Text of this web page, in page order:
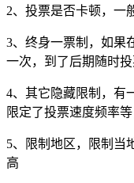
2、投票是否卡顿，一
3、终身一票制，如果
一次，到了后期随时
4、其它隐藏限制，有
限定了投票速度频率
5、限制地区，限制当
高